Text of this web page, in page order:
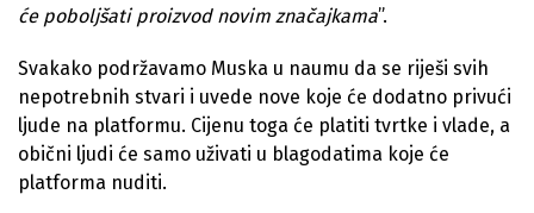
će poboljšati proizvod novim značajkama”.
Svakako podržavamo Muska u naumu da se riješi svih
nepotrebnih stvari i uvede nove koje će dodatno privući
ljude na platformu. Cijenu toga će platiti tvrtke i vlade, a
obični ljudi će samo uživati u blagodatima koje će
platforma nuditi.